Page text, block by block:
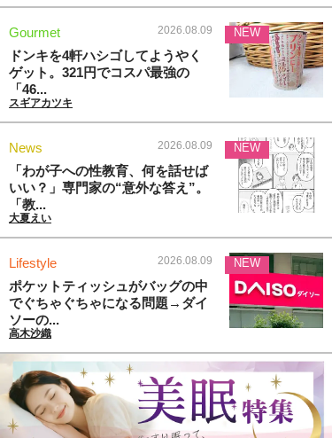
Gourmet 2026.08.09
ドンキを4軒ハシゴしてようやく
ゲット。321円でコスパ最強の
「46...
スギアカツキ
NEW
News 2026.08.09
「わが子への性教育、何を話せば
いい？」専門家の“意外な答え”。
「教...
大夏えい
NEW
Lifestyle 2026.08.09
ポケットティッシュがバッグの中
でぐちゃぐちゃになる問題→ダイ
ソーの...
高木沙織
NEW